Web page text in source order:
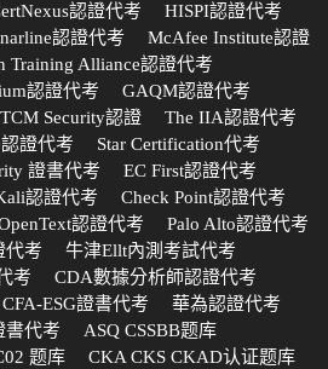
認證代考
HISPI認證代考
認證代考
McAfee Institute認證
Training Alliance認證代考
認證代考
GAQM認證代考
TCM Security認證
The IIA認證代考
證代考
Star Certification代考
證書代考
EC First認證代考
認證代考
Check Point認證代考
認證代考
Palo Alto認證代考
代考
牛津Ellt內測考試代考
考
CDA數據分析師認證代考
CFA-ESG證書代考
華為認證代考
書代考
ASQ CSSBB题库
题库
CKA CKS CKAD认证题库